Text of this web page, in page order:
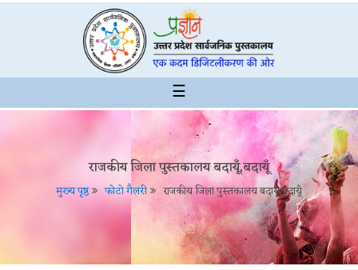
☰
राजकीय जिला पुस्तकालय बदायूँ,बदायूँ
मुख्य पृष्ठ फोटो गैलरी राजकीय जिला पुस्तकालय बदायूँ,बदायूँ